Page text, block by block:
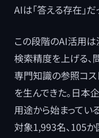
AIは「答える存在」だ
この段階のAI活用は
検索精度を上げる、
専門知識の参照コ
を生んできた。日本
用途から始まってい
対象1,993名、105か